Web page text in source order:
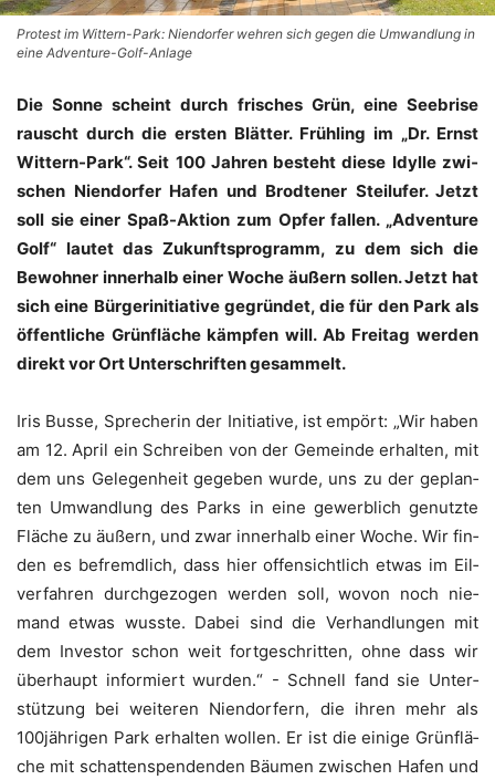
Protest im Wittern-Park: Niendorfer wehren sich gegen die Umwandlung in
eine Adventure-Golf-Anlage
Die Son­ne scheint durch fri­sches Grün, eine See­bri­se
rauscht durch die ers­ten Blät­ter. Früh­ling im „Dr. Ernst
Wit­tern-Park“. Seit 100 Jah­ren besteht die­se Idyl­le zwi­
schen Nien­dor­fer Hafen und Brod­te­ner Steil­ufer. Jetzt
soll sie einer Spaß-Akti­on zum Opfer fal­len. „Adven­ture
Golf“ lau­tet das Zukunfts­pro­gramm, zu dem sich die
Bewoh­ner inner­halb einer Woche äußern sol­len. Jetzt hat
sich eine Bür­ger­initia­ti­ve gegrün­det, die für den Park als
öffent­li­che Grün­flä­che kämp­fen will. Ab Frei­tag wer­den
direkt vor Ort Unter­schrif­ten gesammelt.
Iris Bus­se, Spre­che­rin der Initia­ti­ve, ist empört: „Wir haben
am 12. April ein Schrei­ben von der Gemein­de erhal­ten, mit
dem uns Gele­gen­heit gege­ben wur­de, uns zu der geplan­
ten Umwand­lung des Parks in eine gewerb­lich genutz­te
Flä­che zu äußern, und zwar inner­halb einer Woche. Wir fin­
den es befremd­lich, dass hier offen­sicht­lich etwas im Eil­
ver­fah­ren durch­ge­zo­gen wer­den soll, wovon noch nie­
mand etwas wuss­te. Dabei sind die Ver­hand­lun­gen mit
dem Inves­tor schon weit fort­ge­schrit­ten, ohne dass wir
über­haupt infor­miert wur­den.“ - Schnell fand sie Unter­
stüt­zung bei wei­te­ren Nien­dor­fern, die ihren mehr als
100jährigen Park erhal­ten wol­len. Er ist die eini­ge Grün­flä­
che mit schat­ten­spen­den­den Bäu­men zwi­schen Hafen und